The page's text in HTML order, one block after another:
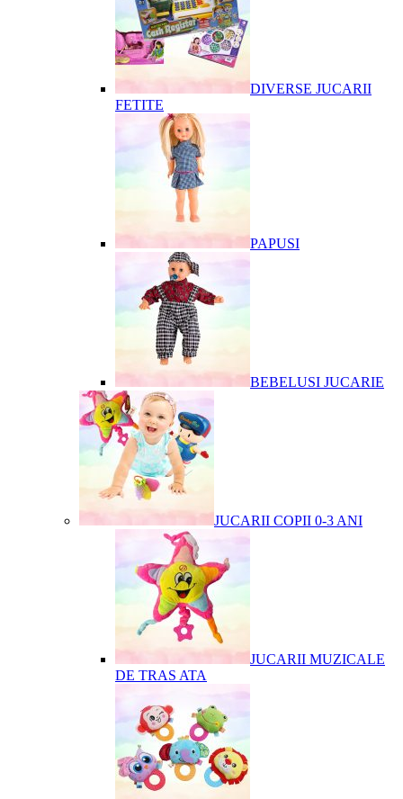
DIVERSE JUCARII
FETITE
PAPUSI
BEBELUSI JUCARIE
JUCARII COPII 0-3 ANI
JUCARII MUZICALE
DE TRAS ATA